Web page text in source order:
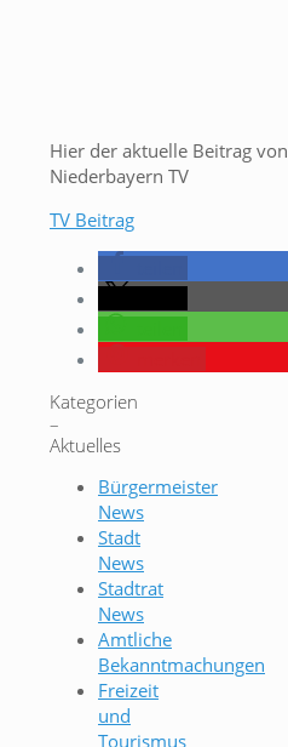
Hier der aktuelle Beitrag von
Niederbayern TV
TV Beitrag
Kategorien
–
Aktuelles
Bürgermeister
News
Stadt
News
Stadtrat
News
Amtliche
Bekanntmachungen
Freizeit
und
Tourismus